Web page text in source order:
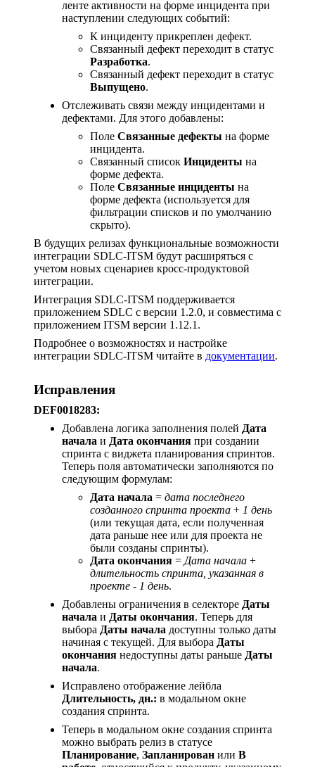
ленте активности на форме инцидента при
наступлении следующих событий:
К инциденту прикреплен дефект.
Связанный дефект переходит в статус
Разработка.
Связанный дефект переходит в статус
Выпущено.
Отслеживать связи между инцидентами и
дефектами. Для этого добавлены:
Поле Связанные дефекты на форме
инцидента.
Связанный список Инциденты на
форме дефекта.
Поле Связанные инциденты на
форме дефекта (используется для
фильтрации списков и по умолчанию
скрыто).
В будущих релизах функциональные возможности
интеграции SDLC-ITSM будут расширяться с
учетом новых сценариев кросс-продуктовой
интеграции.
Интеграция SDLC-ITSM поддерживается
приложением SDLC с версии 1.2.0, и совместима с
приложением ITSM версии 1.12.1.
Подробнее о возможностях и настройке
интеграции SDLC-ITSM читайте в документации.
Исправления
DEF0018283:
Добавлена логика заполнения полей Дата
начала и Дата окончания при создании
спринта с виджета планирования спринтов.
Теперь поля автоматически заполняются по
следующим формулам:
Дата начала = дата последнего
созданного спринта проекта + 1 день
(или текущая дата, если полученная
дата раньше нее или для проекта не
были созданы спринты).
Дата окончания = Дата начала +
длительность спринта, указанная в
проекте - 1 день.
Добавлены ограничения в селекторе Даты
начала и Даты окончания. Теперь для
выбора Даты начала доступны только даты
начиная с текущей. Для выбора Даты
окончания недоступны даты раньше Даты
начала.
Исправлено отображение лейбла
Длительность, дн.: в модальном окне
создания спринта.
Теперь в модальном окне создания спринта
можно выбрать релиз в статусе
Планирование, Запланирован или В